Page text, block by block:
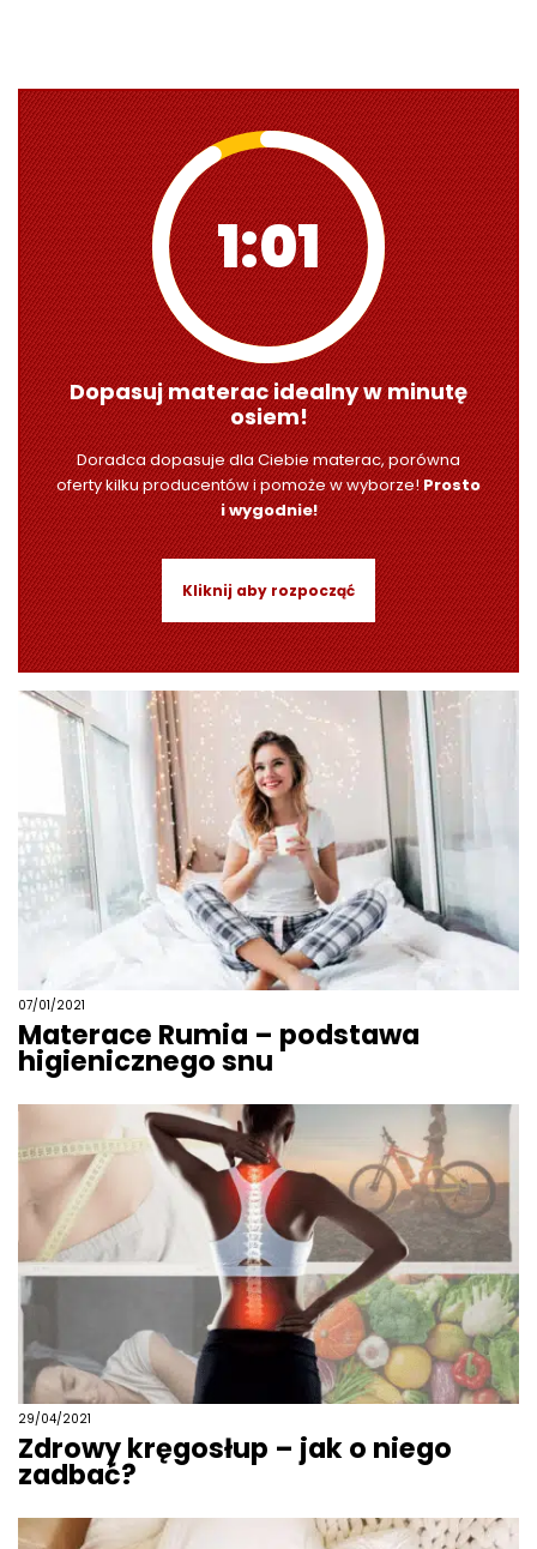
1:00
Dopasuj materac idealny w minutę
osiem!
Doradca dopasuje dla Ciebie materac, porówna
oferty kilku producentów i pomoże w wyborze!Prosto
i wygodnie!
Kliknij aby rozpocząć
07/01/2021
Materace Rumia – podstawa
higienicznego snu
29/04/2021
Zdrowy kręgosłup – jak o niego
zadbać?